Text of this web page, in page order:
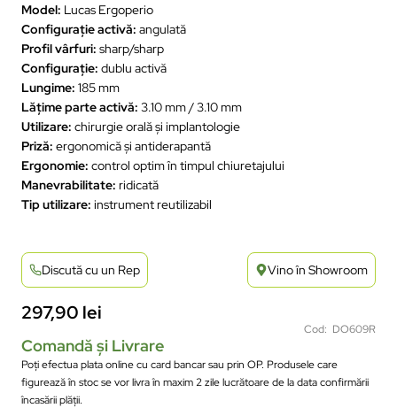
Model: Lucas Ergoperio
Configurație activă: angulată
Profil vârfuri: sharp/sharp
Configurație: dublu activă
Lungime: 185 mm
Lățime parte activă: 3.10 mm / 3.10 mm
Utilizare: chirurgie orală și implantologie
Priză: ergonomică și antiderapantă
Ergonomie: control optim în timpul chiuretajului
Manevrabilitate: ridicată
Tip utilizare: instrument reutilizabil
Discută cu un Rep Vino în Showroom
297,90 lei
Cod: DO609R
Comandă și Livrare
Poți efectua plata online cu card bancar sau prin OP. Produsele care
figurează în stoc se vor livra în maxim 2 zile lucrătoare de la data confirmării
încasării plății.